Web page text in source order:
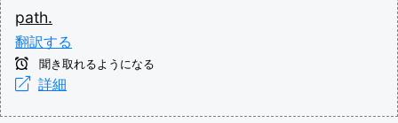
path.
翻訳する
聞き取れるようになる
詳細